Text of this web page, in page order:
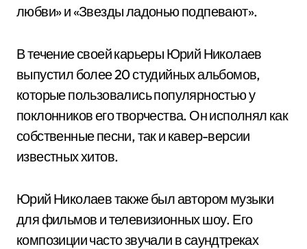
любви» и «Звезды ладонью подпевают».
В течение своей карьеры Юрий Николаев
выпустил более 20 студийных альбомов,
которые пользовались популярностью у
поклонников его творчества. Он исполнял как
собственные песни, так и кавер-версии
известных хитов.
Юрий Николаев также был автором музыки
для фильмов и телевизионных шоу. Его
композиции часто звучали в саундтреках